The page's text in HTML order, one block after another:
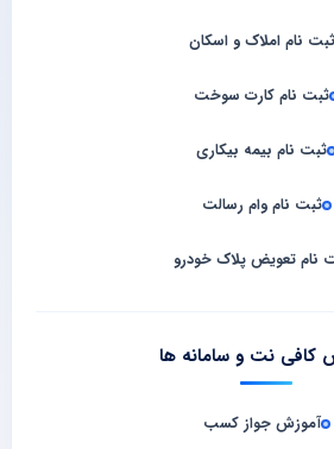
ثبت نام املاک و اسکان
ثبت نام کارت سوخت
ثبت نام بیمه بیکاری
ثبت نام وام رسالت
نام تعویض پلاک خودرو
کافی نت و سامانه‌ ها
آموزش جواز کسب